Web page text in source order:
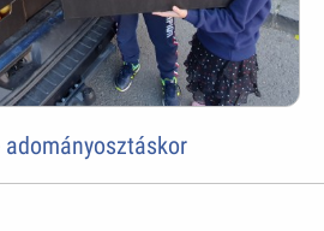
adományosztáskor